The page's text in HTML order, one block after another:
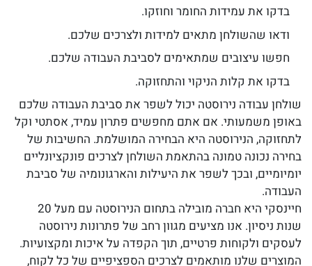
בדקו את עמידות החומר וחוזקו.
ודאו שהשולחן מתאים למידות ולצרכים שלכם.
חפשו עיצובים שמתאימים לסביבת העבודה שלכם.
בדקו את קלות הניקוי והתחזוקה.
שולחן עבודה נירוסטה יכול לשפר את סביבת העבודה שלכם
באופן משמעותי. אם אתם מחפשים פתרון עמיד, אסתטי וקל
לתחזוקה, הנירוסטה היא הבחירה המושלמת. החשיבות של
בחירה נכונה טמונה בהתאמת השולחן לצרכים פונקציונליים
יומיומיים, ובכך לשפר את היעילות והארגונומיה של סביבת
העבודה.
חיינסקי היא חברה מובילה בתחום הנירוסטה עם מעל 20
שנות ניסיון. אנו מציעים מגוון רחב של פתרונות נירוסטה
לעסקים ולקוחות פרטיים, תוך הקפדה על איכות ומקצועיות.
המוצרים שלנו מותאמים לצרכים הספציפיים של כל לקוח,